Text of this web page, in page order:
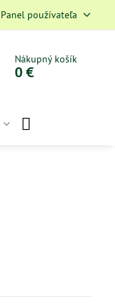
Panel používateľa
Nákupný košík
0 €